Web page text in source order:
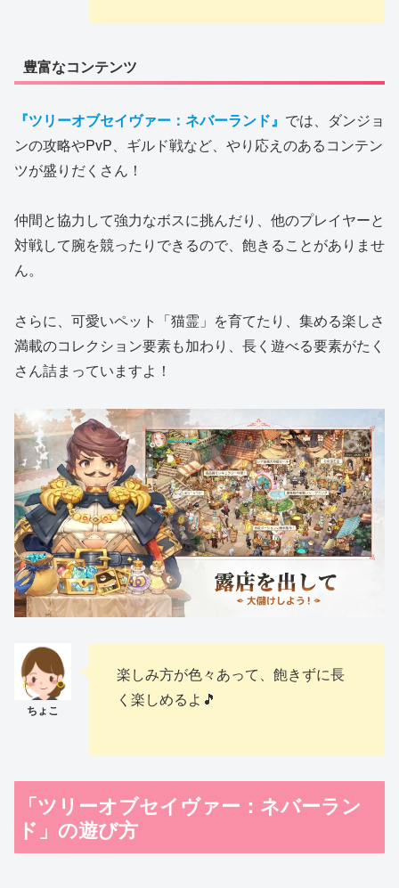
豊富なコンテンツ
『ツリーオブセイヴァー：ネバーランド』 では、ダンジョ
ンの攻略やPvP、ギルド戦など、やり応えのあるコンテン
ツが盛りだくさん！
仲間と協力して強力なボスに挑んだり、他のプレイヤーと
対戦して腕を競ったりできるので、飽きることがありませ
ん。
さらに、可愛いペット「猫霊」を育てたり、集める楽しさ
満載のコレクション要素も加わり、長く遊べる要素がたく
さん詰まっていますよ！
楽しみ方が色々あって、飽きずに長
く楽しめるよ🎵
「ツリーオブセイヴァー：ネバーラン
ド」の遊び方